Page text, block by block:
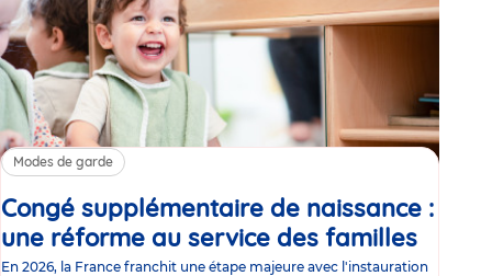
Modes de garde
Congé supplémentaire de naissance :
une réforme au service des familles
En 2026, la France franchit une étape majeure avec l'instauration